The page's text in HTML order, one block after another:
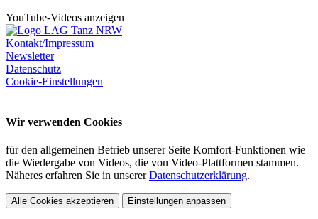
YouTube-Videos anzeigen
Kontakt/Impressum
Newsletter
Datenschutz
Cookie-Einstellungen
Wir verwenden Cookies
für den allgemeinen Betrieb unserer Seite Komfort-Funktionen wie
die Wiedergabe von Videos, die von Video-Plattformen stammen.
Näheres erfahren Sie in unsererDatenschutzerklärung.
Alle Cookies akzeptieren Einstellungen anpassen